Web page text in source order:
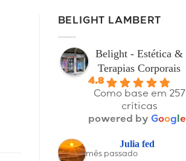
BELIGHT LAMBERT
Belight - Estética &
Terapias Corporais
4.8
Como base em 257
críticas
powered by Google
Julia fed
mês passado